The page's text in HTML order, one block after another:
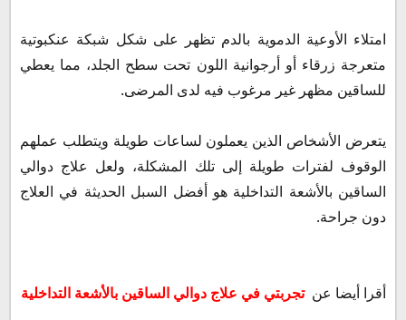
امتلاء الأوعية الدموية بالدم تظهر على شكل شبكة عنكبوتية
متعرجة زرقاء أو أرجوانية اللون تحت سطح الجلد، مما يعطي
للساقين مظهر غير مرغوب فيه لدى المرضى.
يتعرض الأشخاص الذين يعملون لساعات طويلة ويتطلب عملهم
الوقوف لفترات طويلة إلى تلك المشكلة، ولعل علاج دوالي
الساقين بالأشعة التداخلية هو أفضل السبل الحديثة في العلاج
دون جراحة.
أقرا أيضا عن تجربتي في علاج دوالي الساقين بالأشعة التداخلية